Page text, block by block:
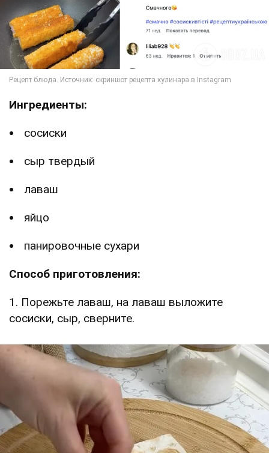
Ингредиенты:
сосиски
сыр твердый
лаваш
яйцо
панировочные сухари
Способ приготовления:
1. Порежьте лаваш, на лаваш выложите
сосиски, сыр, сверните.